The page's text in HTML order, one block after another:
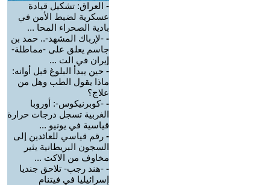
- العراق: تشكيل قيادة
عسكرية لضبط الأمن في
بادية الصحراء المحا ...
- -لإرباك المشهد-.. حمد بن
جاسم يعلق على -مماطلة-
إيران في الت ...
- حين يبدأ البلوغ قبل أوانه:
ماذا يقول الطب وهل من
علاج؟
- -كوبرنيكوس-: أوروبا
الغربية تسجل درجات حرارة
قياسية في يونيو ...
- رقم قياسي للعائدين إلى
السجون البريطانية يثير
مخاوف من الاكت ...
- -هند رجب- تلاحق جنديا
إسرائيليا في فيتنام